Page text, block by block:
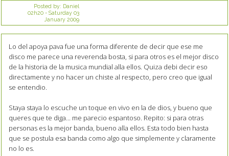
Posted by: Daniel
02h20- Saturday 03
January 2009
Lo del apoya pava fue una forma diferente de decir que ese me
disco me parece una reverenda bosta, si para otros es el mejor disco
de la historia de la musica mundial alla ellos. Quiza debi decir eso
directamente y no hacer un chiste al respecto, pero creo que igual
se entendio.
Staya staya lo escuche un toque en vivo en la de dios, y bueno que
queres que te diga... me parecio espantoso. Repito: si para otras
personas es la mejor banda, bueno alla ellos. Esta todo bien hasta
que se postula esa banda como algo que simplemente y claramente
no lo es.